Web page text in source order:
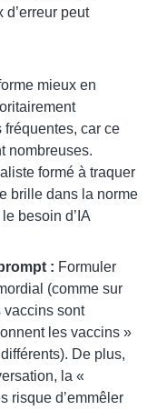
peut
mieux en
car ce
nombreuses.
formé à traquer
brille dans la norme
besoin d’IA
: Formuler
(comme sur
vaccins sont
les vaccins »
De plus,
la «
risque d’emmêler